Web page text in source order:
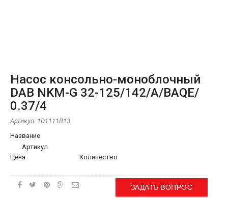
Насос консольно-моноблочный
DAB NKM-G 32-125/142/A/BAQE/
0.37/4
Артикул: 1D1111B13
Название
Артикул
Цена
Количество
ЗАДАТЬ ВОПРОС